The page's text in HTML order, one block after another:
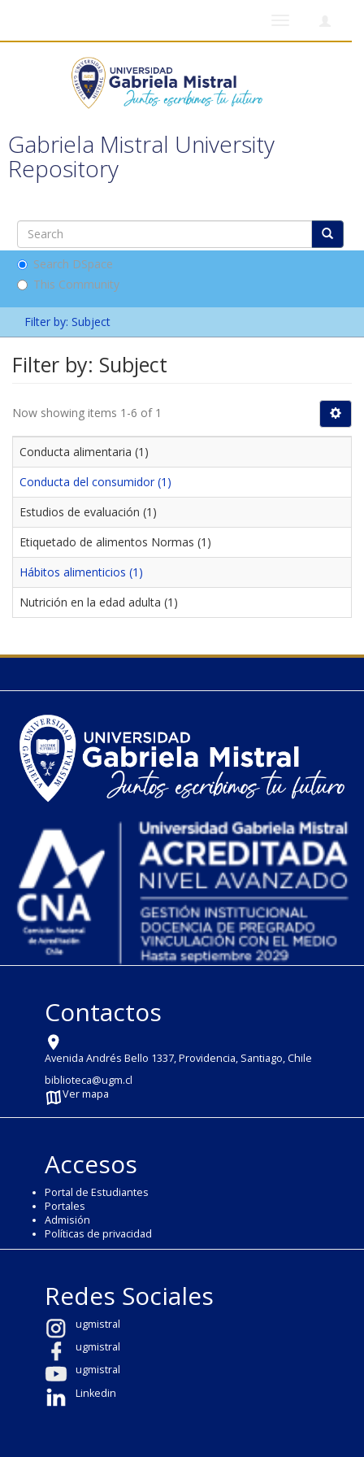
Gabriela Mistral University
Repository
Search DSpace
This Community
Filter by: Subject
Filter by: Subject
Now showing items 1-6 of 1
Conducta alimentaria (1)
Conducta del consumidor (1)
Estudios de evaluación (1)
Etiquetado de alimentos Normas (1)
Hábitos alimenticios (1)
Nutrición en la edad adulta (1)
Contactos
Avenida Andrés Bello 1337, Providencia, Santiago, Chile
biblioteca@ugm.cl
Ver mapa
Accesos
Portal de Estudiantes
Portales
Admisión
Políticas de privacidad
Redes Sociales
ugmistral
ugmistral
ugmistral
Linkedin